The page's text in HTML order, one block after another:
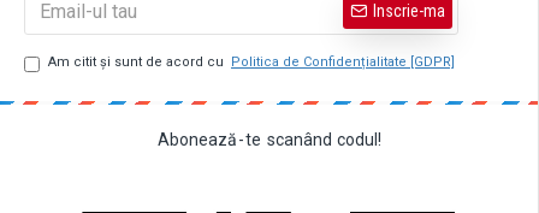
Inscrie-ma
Am citit şi sunt de acord cu Politica de Confidențialitate [GDPR]
Abonează-te scanând codul!